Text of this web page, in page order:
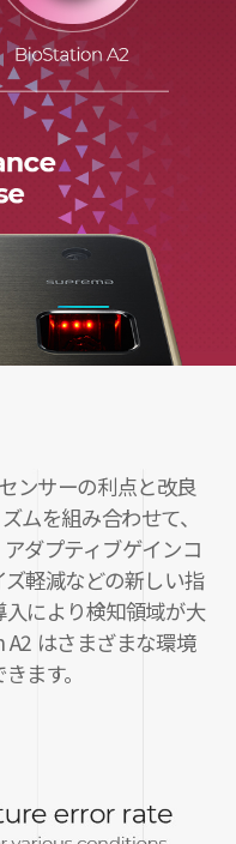
ンサーの利点と改良
ムを組み合わせて、
ダプティブゲインコ
軽減などの新しい指
により検知領域が大
はさまざまな環境
ます。